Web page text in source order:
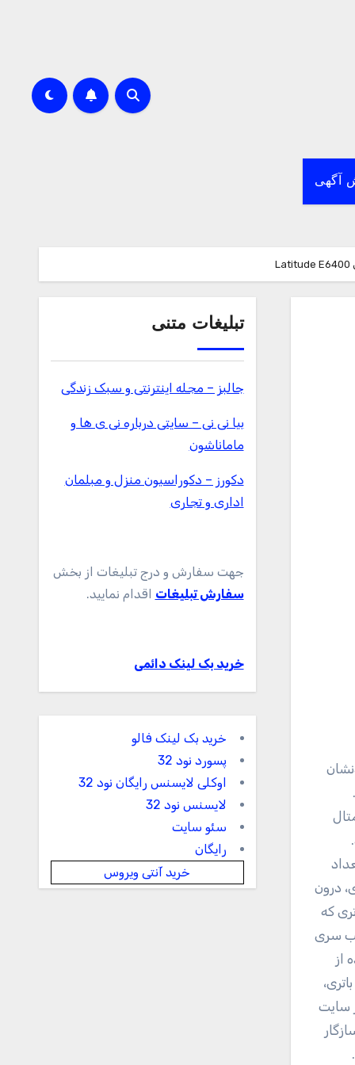
آگهی
درون
که
سری
از
سایت
تبلیغات متنی
جالبز – مجله اینترنتی و سبک زندگی
بیا نی نی – سایتی درباره نی ی ها و
ماماناشون
دکورز – دکوراسیون منزل و مبلمان
اداری و تجاری
جهت سفارش و درج تبلیغات از بخش
سفارش تبلیغات اقدام نمایید.
خرید بک لینک دائمی
خرید بک لینک فالو
پسورد نود 32
اوکلی لایسنس رایگان نود 32
لایسنس نود 32
سئو سایت
رایگان
خرید آنتی ویروس